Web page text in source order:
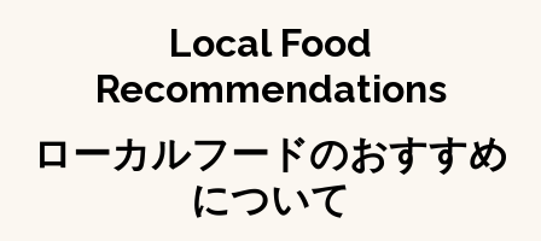
Local Food
Recommendations
ローカルフードのおすすめ
について